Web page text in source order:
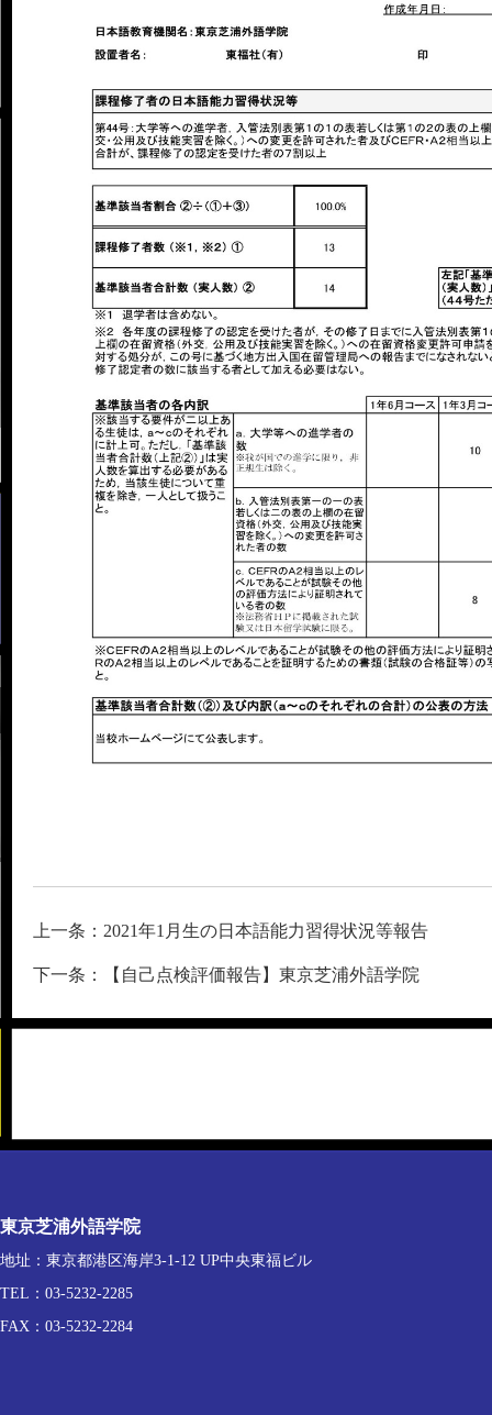
上一条：2021年1月生の日本語能力習得状況等報告
下一条：【自己点検評価報告】東京芝浦外語学院
東京芝浦外語学院
地址：東京都港区海岸3-1-12 UP中央東福ビル
TEL：03-5232-2285
FAX：03-5232-2284